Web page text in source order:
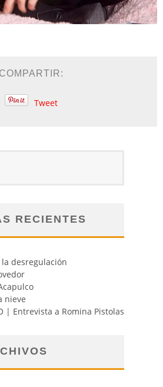
COMPARTIR:
Tweet
RECIENTES
desregulación
nieve
| Entrevista a Romina Pistolas